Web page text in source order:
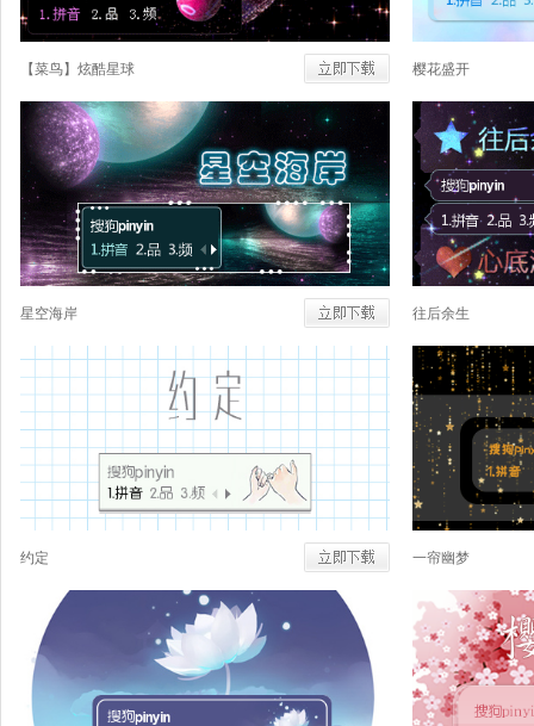
【菜鸟】炫酷星球 樱花盛开
星空海岸 往后余生
约定 一帘幽梦